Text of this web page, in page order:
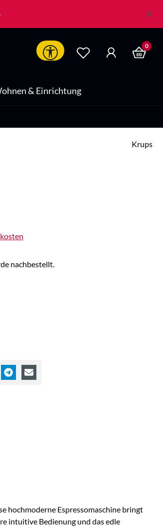
Werkzeugleiste anzeigen
0
& Einrichtung
Krups
nachbestellt.
hochmoderne Espressomaschine bringt
intuitive Bedienung und das edle